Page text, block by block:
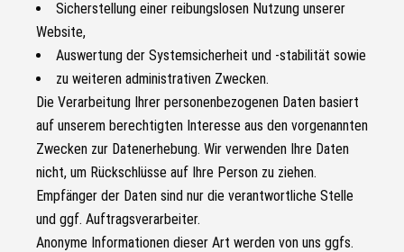
Sicherstellung einer reibungslosen Nutzung unserer
Website,
Auswertung der Systemsicherheit und -stabilität sowie
zu weiteren administrativen Zwecken.
Die Verarbeitung Ihrer personenbezogenen Daten basiert
auf unserem berechtigten Interesse aus den vorgenannten
Zwecken zur Datenerhebung. Wir verwenden Ihre Daten
nicht, um Rückschlüsse auf Ihre Person zu ziehen.
Empfänger der Daten sind nur die verantwortliche Stelle
und ggf. Auftragsverarbeiter.
Anonyme Informationen dieser Art werden von uns ggfs.